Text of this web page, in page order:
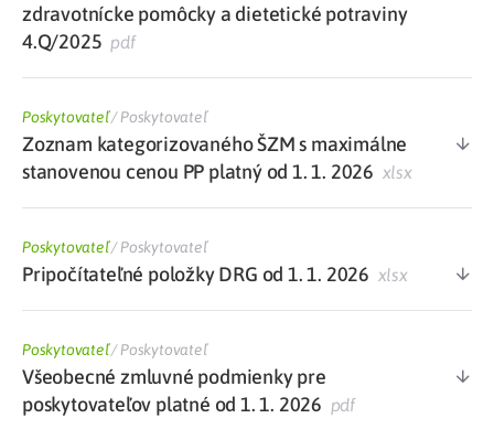
zdravotnícke pomôcky a dietetické potraviny
4.Q/2025 pdf
Poskytovateľ/Poskytovateľ
Zoznam kategorizovaného ŠZM s maximálne
stanovenou cenou PP platný od 1. 1. 2026 xlsx
Poskytovateľ/Poskytovateľ
Pripočítateľné položky DRG od 1. 1. 2026 xlsx
Poskytovateľ/Poskytovateľ
Všeobecné zmluvné podmienky pre
poskytovateľov platné od 1. 1. 2026 pdf